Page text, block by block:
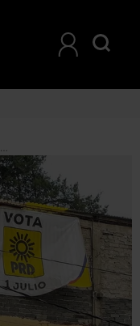
Ofrecieron despensas, dinero y tabletas para promover el voto por el PRD en Coyoacán